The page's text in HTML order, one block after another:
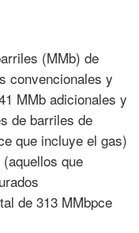
(MMb) de
convencionales y
MMb adicionales y
de barriles de
que incluye el gas)
que
de 313 MMbpce